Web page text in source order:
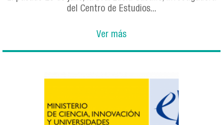
del Centro de Estudios...
Ver más